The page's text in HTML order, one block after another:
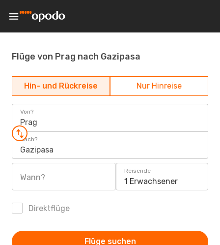
Flüge von Prag nach Gazipasa
Hin- und Rückreise Nur Hinreise
Von?
Prag
Nach?
Gazipasa
Wann?
Reisende
1 Erwachsener
Direktflüge
Flüge suchen